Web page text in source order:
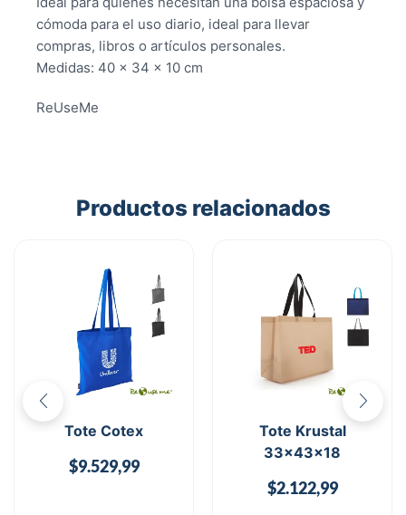
cómoda para el uso diario, ideal para llevar
compras, libros o artículos personales.
Medidas: 40 x 34 x 10 cm
ReUseMe
Productos relacionados
Tote Cotex
$9.529,99
Tote Krustal
33x43x18
$2.122,99